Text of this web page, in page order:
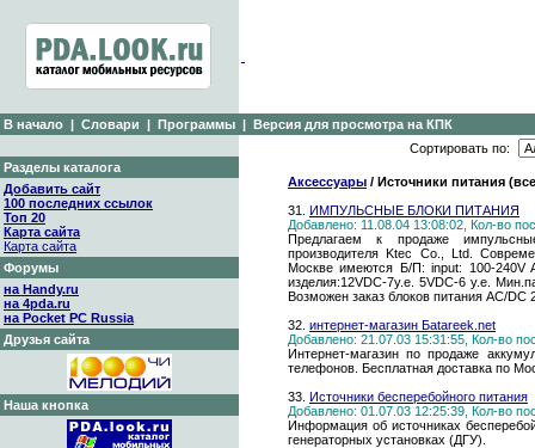
В начало | Словари | Программы | Версия для просмотра на КПК
Разделы каталога
Добавить сайт
100 последних ссылок
Топ 20
Карта сайта
Карта сайта
Форумы
на Handy.ru
на 4pda.ru
на Pocket PC Russia
Друзья сайта
Наша кнопка
Сортировать по:
Аксессуары / Источники питания
31. ИМПУЛЬСНЫЕ БЛОКИ ПИТАНИЯ
Добавлено: 11.08.04 13:08:02, Кол-во
Предлагаем к продаже
производителя Ktec Co., Ltd.
Москве имеются Б/П: input: 100-240V
изделия:12VDC-7у.е. 5VDC-6 у.е.
Возможен заказ блоков питания AC/DC
32. интернет-магазин Бatareek.net
Добавлено: 21.07.03 15:31:55, Кол-во
Интернет-магазин по продаже
телефонов. Бесплатная доставка по
33. Источники бесперебойного питания
Добавлено: 01.07.03 12:25:39, Кол-во
Информация об источниках
генераторных установках (ДГУ).